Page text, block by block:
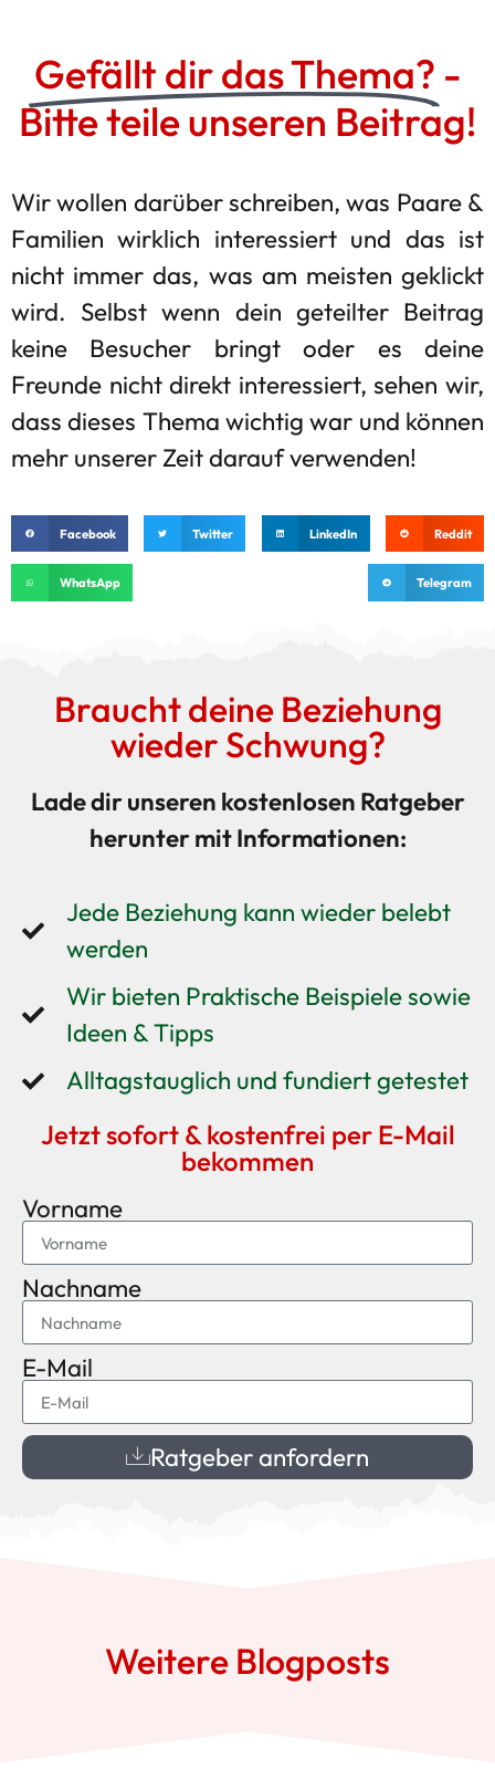
Gefällt dir das Thema? -
Bitte teile unseren Beitrag!
Wir wollen darüber schreiben, was Paare &
Familien wirklich interessiert und das ist
nicht immer das, was am meisten geklickt
wird. Selbst wenn dein geteilter Beitrag
keine Besucher bringt oder es deine
Freunde nicht direkt interessiert, sehen wir,
dass dieses Thema wichtig war und können
mehr unserer Zeit darauf verwenden!
Facebook Twitter LinkedIn Reddit
WhatsApp Telegram
Braucht deine Beziehung
wieder Schwung?
Lade dir unseren kostenlosen Ratgeber
herunter mit Informationen:
Jede Beziehung kann wieder belebt
werden
Wir bieten Praktische Beispiele sowie
Ideen & Tipps
Alltagstauglich und fundiert getestet
Jetzt sofort & kostenfrei per E-Mail
bekommen
Vorname
Nachname
E-Mail
Ratgeber anfordern
Weitere Blogposts